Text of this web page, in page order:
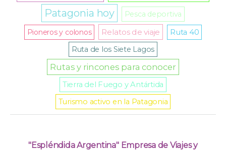
Patagonia hoy
Pesca deportiva
Pioneros y colonos
Relatos de viaje
Ruta 40
Ruta de los Siete Lagos
Rutas y rincones para conocer
Tierra del Fuego y Antártida
Turismo activo en la Patagonia
"Espléndida Argentina" Empresa de Viajes y